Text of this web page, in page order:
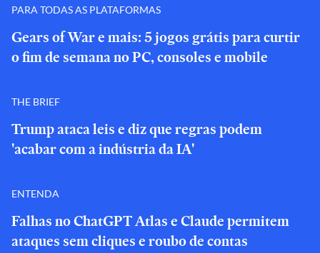
PARA TODAS AS PLATAFORMAS
Gears of War e mais: 5 jogos grátis para curtir
o fim de semana no PC, consoles e mobile
THE BRIEF
Trump ataca leis e diz que regras podem
'acabar com a indústria da IA'
ENTENDA
Falhas no ChatGPT Atlas e Claude permitem
ataques sem cliques e roubo de contas